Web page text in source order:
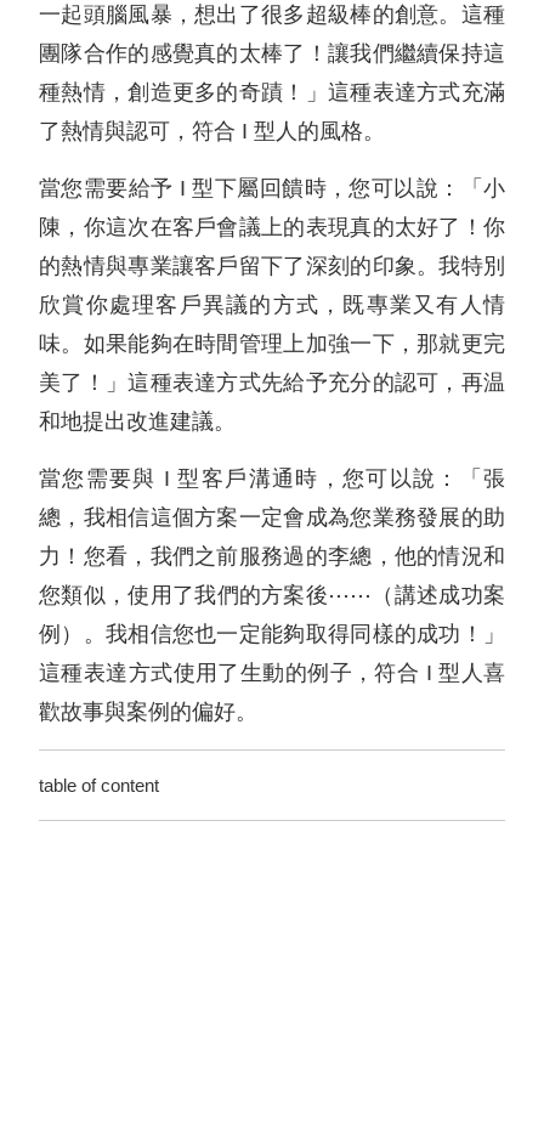
一起頭腦風暴，想出了很多超級棒的創意。這種
團隊合作的感覺真的太棒了！讓我們繼續保持這
種熱情，創造更多的奇蹟！」這種表達方式充滿
了熱情與認可，符合 I 型人的風格。
當您需要給予 I 型下屬回饋時，您可以說：「小
陳，你這次在客戶會議上的表現真的太好了！你
的熱情與專業讓客戶留下了深刻的印象。我特別
欣賞你處理客戶異議的方式，既專業又有人情
味。如果能夠在時間管理上加強一下，那就更完
美了！」這種表達方式先給予充分的認可，再温
和地提出改進建議。
當您需要與 I 型客戶溝通時，您可以說：「張
總，我相信這個方案一定會成為您業務發展的助
力！您看，我們之前服務過的李總，他的情況和
您類似，使用了我們的方案後⋯⋯（講述成功案
例）。我相信您也一定能夠取得同樣的成功！」
這種表達方式使用了生動的例子，符合 I 型人喜
歡故事與案例的偏好。
table of content